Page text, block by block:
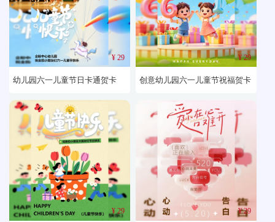
幼儿园六一儿童节日卡通贺卡
¥ 29
创意幼儿园六一儿童节祝福贺卡
¥ 29
¥ 29 ¥ 29